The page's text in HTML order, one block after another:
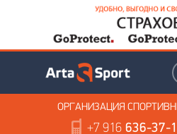
ОРГАНИЗАЦИЯ
+7 916636-37-